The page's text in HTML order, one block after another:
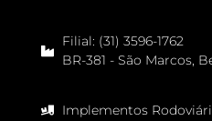
Filial: (31) 3596-1762
BR-381 - São Marcos,
Implementos